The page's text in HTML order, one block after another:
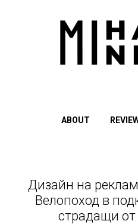
ABOUT
Дизайн на
Велопоход в
страдащи